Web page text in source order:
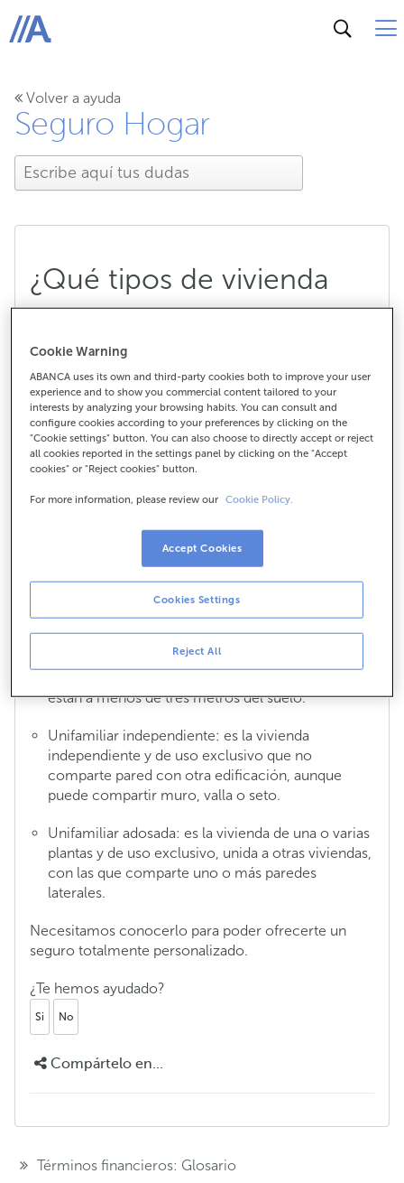
ABANCA
Volver a ayuda
Seguro Hogar
¿Qué tipos de vivienda
puedo asegurar?
¿Qué tipos de vivienda puedo
asegurar?
Según cómo sea tu vivienda se podrá clasificar
como:
Piso en planta intermedia: vivienda ubicada en un
están a más de tres metros del suelo y no es un
piso en última planta.
Piso en última planta (ático): el último piso de un
edificio de viviendas.
Piso en planta baja: vivienda ubicada en un
están a menos de tres metros del suelo.
Unifamiliar independiente: es la vivienda
independiente y de uso exclusivo que no
comparte pared con otra edificación, aunque
puede compartir muro, valla o seto.
Unifamiliar adosada: es la vivienda de una o varias
plantas y de uso exclusivo, unida a otras viviendas,
con las que comparte uno o más paredes
laterales.
Necesitamos conocerlo para poder ofrecerte un
seguro totalmente personalizado.
¿Te hemos ayudado?
Si No
Compártelo en...
Términos financieros: Glosario
Cookie Warning
ABANCA uses its own and third-party cookies both to improve your user
experience and to show you commercial content tailored to your
interests by analyzing your browsing habits. You can consult and
configure cookies according to your preferences by clicking on the
"Cookie settings" button. You can also choose to directly accept or reject
all cookies reported in the settings panel by clicking on the "Accept
cookies" or "Reject cookies" button.
For more information, please review our Cookie Policy.
Reject All
Cookies Settings
Accept Cookies